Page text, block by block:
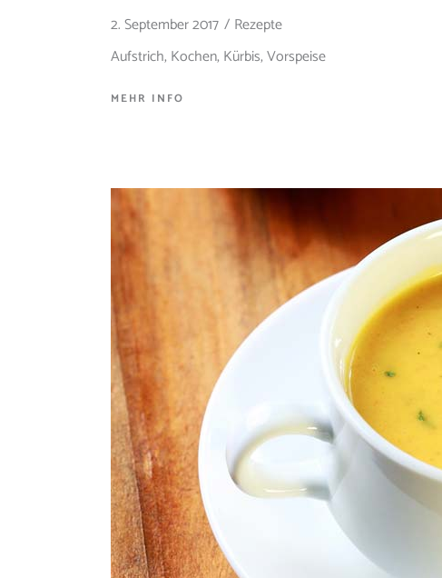
2. September 2017
Rezepte
Aufstrich,Kochen,Kürbis,Vorspeise
MEHR INFO